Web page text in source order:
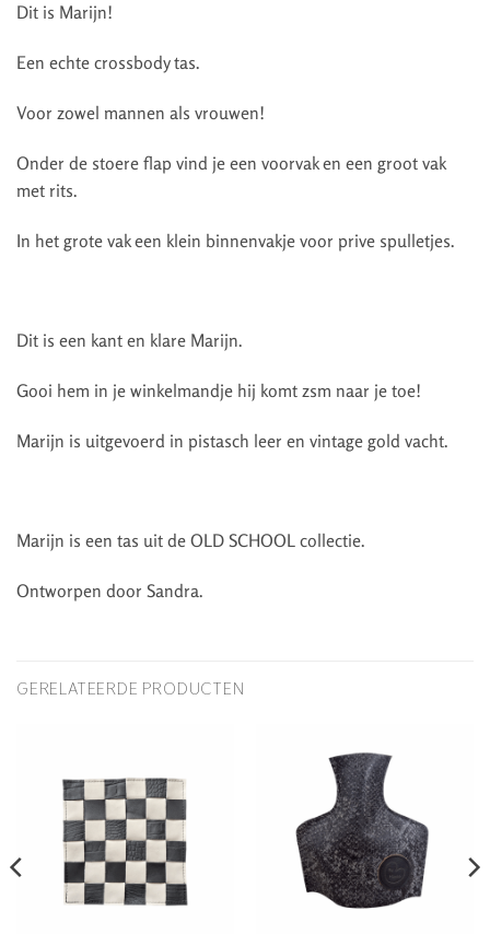
Dit is Marijn!
Een echte crossbody tas.
Voor zowel mannen als vrouwen!
Onder de stoere flap vind je een voorvak en een groot vak
met rits.
In het grote vak een klein binnenvakje voor prive spulletjes.
Dit is een kant en klare Marijn.
Gooi hem in je winkelmandje hij komt zsm naar je toe!
Marijn is uitgevoerd in pistasch leer en vintage gold vacht.
Marijn is een tas uit de OLD SCHOOL collectie.
Ontworpen door Sandra.
GERELATEERDE PRODUCTEN